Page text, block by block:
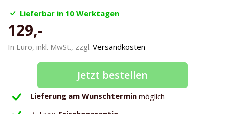
Lieferbar in 10 Werktagen
129,-
In Euro, inkl. MwSt., zzgl. Versandkosten
Jetzt bestellen
Lieferung am Wunschtermin möglich